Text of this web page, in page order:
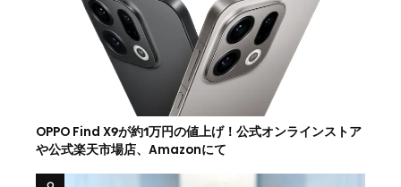
OPPO Find X9が約1万円の値上げ！公式オンラインストア
や公式楽天市場店、Amazonにて